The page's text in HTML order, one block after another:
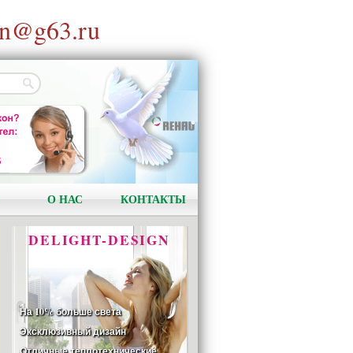
О НАС КОНТАКТЫ
АКЦИЯ!
Установи окно и получи
в подарок подарочный
сертификат на сумму
1000 рублей!
DELIGHT-DESIGN
На 10% больше света
Эксклюзивный дизайн